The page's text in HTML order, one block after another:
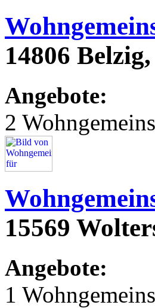
14806
Angebote:
2
15569
Angebote:
1